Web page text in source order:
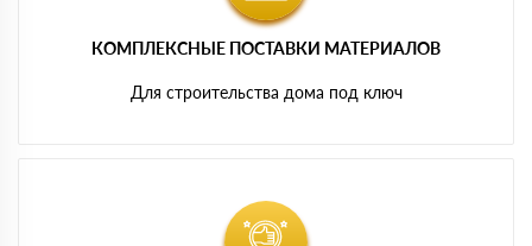
КОМПЛЕКСНЫЕ ПОСТАВКИ МАТЕРИАЛОВ
Для строительства дома под ключ